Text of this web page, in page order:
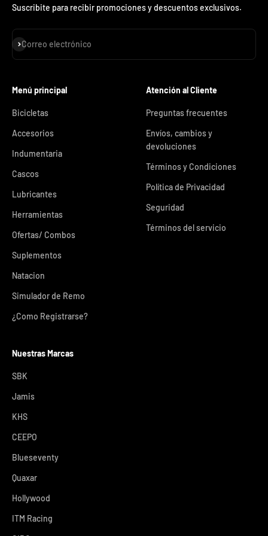
Suscribite para recibir promociones y descuentos exclusivos.
Correo electrónico
Suscribirse
Menú principal
Bicicletas
Accesorios
Indumentaria
Cascos
Lubricantes
Herramientas
Ofertas/ Combos
Suplementos
Natacion
Simulador de Remo
¿Como Registrarse?
Atención al Cliente
Preguntas frecuentes
Envíos, cambios y
devoluciones
Términos y Condiciones
Política de Privacidad
Seguridad
Términos del servicio
Nuestras Marcas
SBK
Jamis
KHS
CEEPO
Blueseventy
Quaxar
Hollywood
ITM Racing